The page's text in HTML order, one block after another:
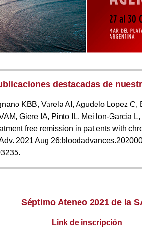
destacadas de
KBB, Varela AI, Agudelo Lopez
Giere IA, Pinto IL, Meillon-Garcia
free remission in patients with
2021 Aug
Séptimo Ateneo 2021 de la
Link de inscripción